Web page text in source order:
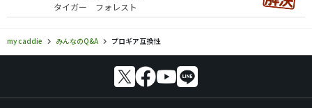
タイガー フォレスト
my caddie みんなのQ&A プロギア互換性